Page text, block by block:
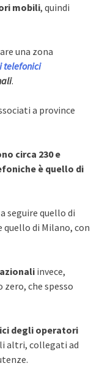
mobili, quindi
una zona
telefonici
.
a province
circa 230 e
è quello di
seguire quello di
quello di Milano, con
invece,
che spesso
degli operatori
altri, collegati ad